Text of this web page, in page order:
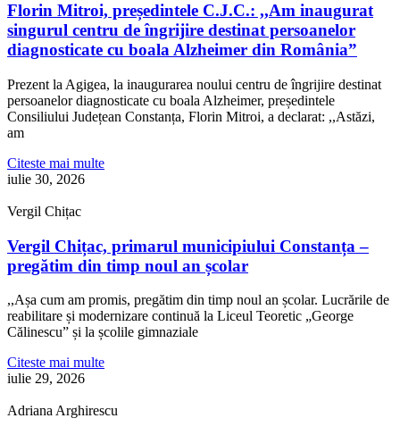
Florin Mitroi, președintele C.J.C.: ,,Am inaugurat
singurul centru de îngrijire destinat persoanelor
diagnosticate cu boala Alzheimer din România”
Prezent la Agigea, la inaugurarea noului centru de îngrijire destinat
persoanelor diagnosticate cu boala Alzheimer, președintele
Consiliului Județean Constanța, Florin Mitroi, a declarat: ,,Astăzi,
am
Citeste mai multe
iulie 30, 2026
Vergil Chițac
Vergil Chițac, primarul municipiului Constanța –
pregătim din timp noul an școlar
,,Așa cum am promis, pregătim din timp noul an școlar. Lucrările de
reabilitare și modernizare continuă la Liceul Teoretic „George
Călinescu” și la școlile gimnaziale
Citeste mai multe
iulie 29, 2026
Adriana Arghirescu